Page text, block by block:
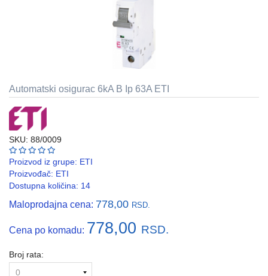
RAZVODNI
I
EDB
KASNE
ELEKTRO
GALANTERIJA
AUTOMATIKA
TEHNIKA
PNK
REGALI
Automatski osigurac 6kA B Ip 63A ETI
SKU: 88/0009
Proizvod iz grupe: ETI
Proizvođač: ETI
Dostupna količina: 14
Maloprodajna cena: 778,00 RSD.
Cena po komadu: 778,00 RSD.
Broj rata: